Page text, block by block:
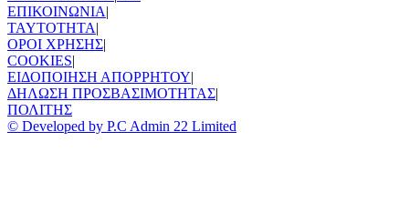
ΕΠΙΚΟΙΝΩΝΙΑ|
TAYTOTHTA|
ΟΡΟΙ ΧΡΗΣΗΣ|
COOKIES|
ΕΙΔΟΠΟΙΗΣΗ ΑΠΟΡΡΗΤΟΥ|
ΔΗΛΩΣΗ ΠΡΟΣΒΑΣΙΜΟΤΗΤΑΣ|
ΠΟΛΙΤΗΣ
© Developed by P.C Admin 22 Limited